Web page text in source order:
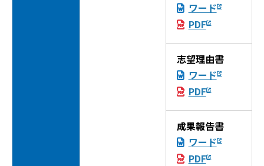
ワード
PDF
志望理由書
ワード
PDF
成果報告書
ワード
PDF